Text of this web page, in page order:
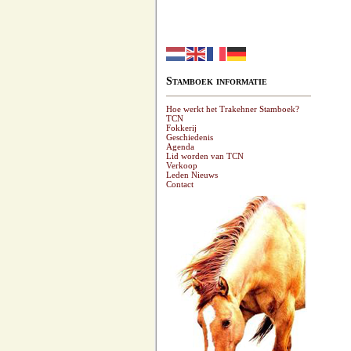
Stamboek informatie
Hoe werkt het Trakehner Stamboek?
TCN
Fokkerij
Geschiedenis
Agenda
Lid worden van TCN
Verkoop
Leden Nieuws
Contact